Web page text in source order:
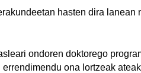
hasten dira lanean
ondoren doktorego
ona lortzeak